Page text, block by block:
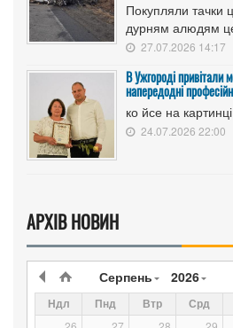
Покупляли тачки
дурням алюдям
27.07.2026 14:17
В Ужгороді привітали
напередодні
ко йсе на
24.07.2026 22:00
АРХІВ НОВИН
Серпень 2026
Ндл Пнд Втр Срд